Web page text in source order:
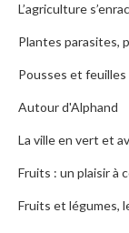
L’agriculture
Plantes parasites,
Pousses et
Autour d'Alphand
La ville en vert et
Fruits : un plaisir à
Fruits et légumes,